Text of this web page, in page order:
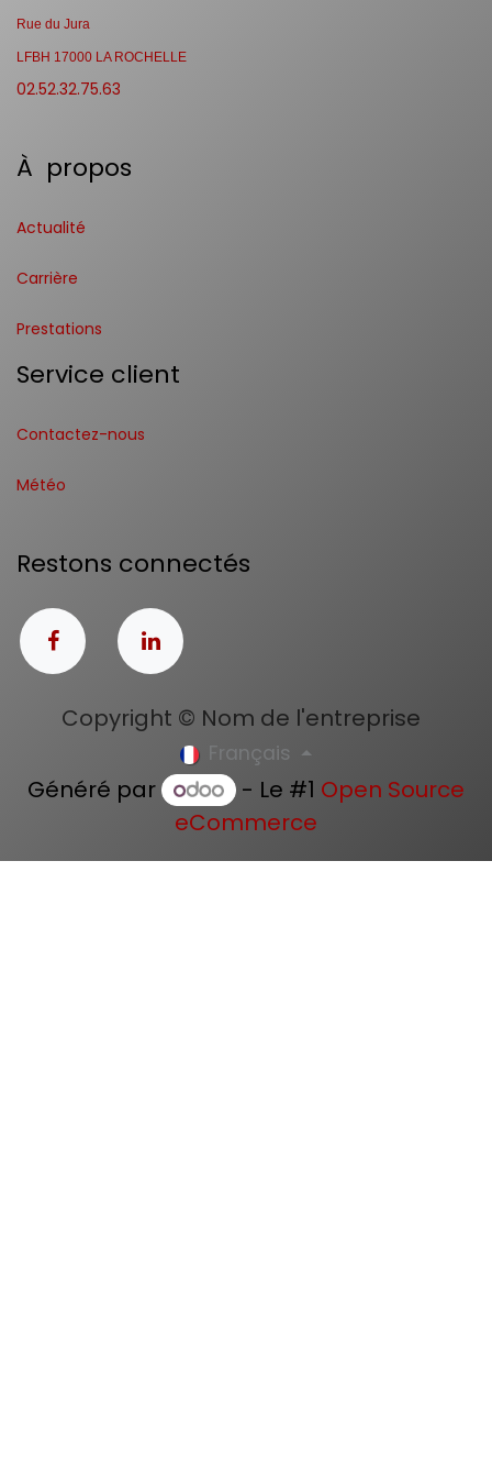
Rue du Jura
LFBH 17000 LA ROCHELLE
02.52.32.75.63
À propos
Actualité
Carrière
Prestations
Service client
Contactez-nous
Météo
Restons connectés
Copyright © Nom de l'entreprise
Français
Généré par - Le #1 Open Source
eCommerce